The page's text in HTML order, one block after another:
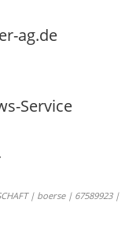
ag.de
Service
| boerse | 67589923 |